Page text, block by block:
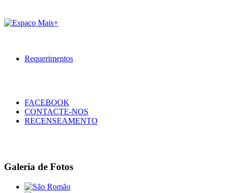
Requerimentos
FACEBOOK
CONTACTE-NOS
RECENSEAMENTO
Galeria de Fotos